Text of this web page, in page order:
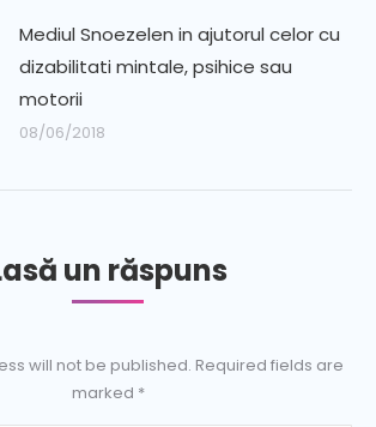
Mediul Snoezelen in ajutorul celor cu
dizabilitati mintale, psihice sau
motorii
08/06/2018
un răspuns
will not be published. Required fields are
marked *